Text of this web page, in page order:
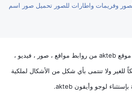
وفريمات واطارات للصور تحميل صور اسم
كل المعلومات المقدمة في موقع akteb من روابط مواقع ، صور ، فيديو ،
للغير ولا تنتمى بأي شكل من الأشكال لملكية